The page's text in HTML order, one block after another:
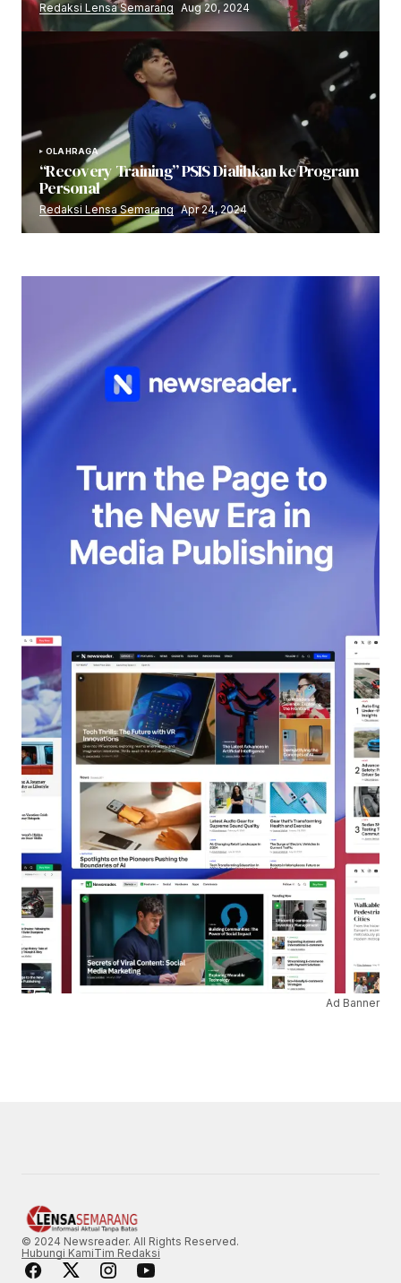
Redaksi Lensa Semarang Aug 20, 2024
OLAHRAGA
“Recovery Training” PSIS Dialihkan ke Program
Personal
Redaksi Lensa Semarang Apr 24, 2024
Ad Banner
© 2024 Newsreader. All Rights Reserved.
Hubungi KamiTim Redaksi